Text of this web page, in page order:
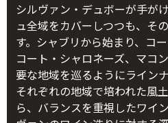
シルヴァン・デュボーが手が
ュ全域をカバーしつつも、そ
す。シャブリから始まり、コ
コート・シャロネーズ、マコ
要な地域を巡るようにライン
それぞれの地域で培われた風
ら、バランスを重視したワイ